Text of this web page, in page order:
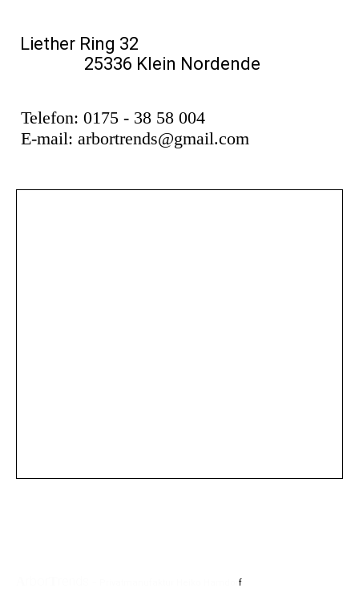
Liether Ring 32
25336 Klein Nordende
Telefon: 0175 - 38 58 004
E-mail: arbortrends@gmail.com
f